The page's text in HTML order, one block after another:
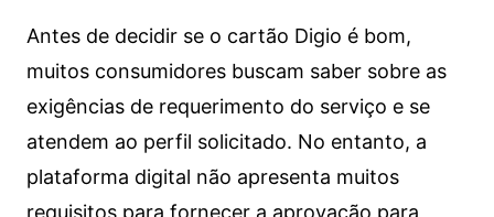
Antes de decidir se o cartão Digio é bom,
muitos consumidores buscam saber sobre as
exigências de requerimento do serviço e se
atendem ao perfil solicitado. No entanto, a
plataforma digital não apresenta muitos
requisitos para fornecer a aprovação para